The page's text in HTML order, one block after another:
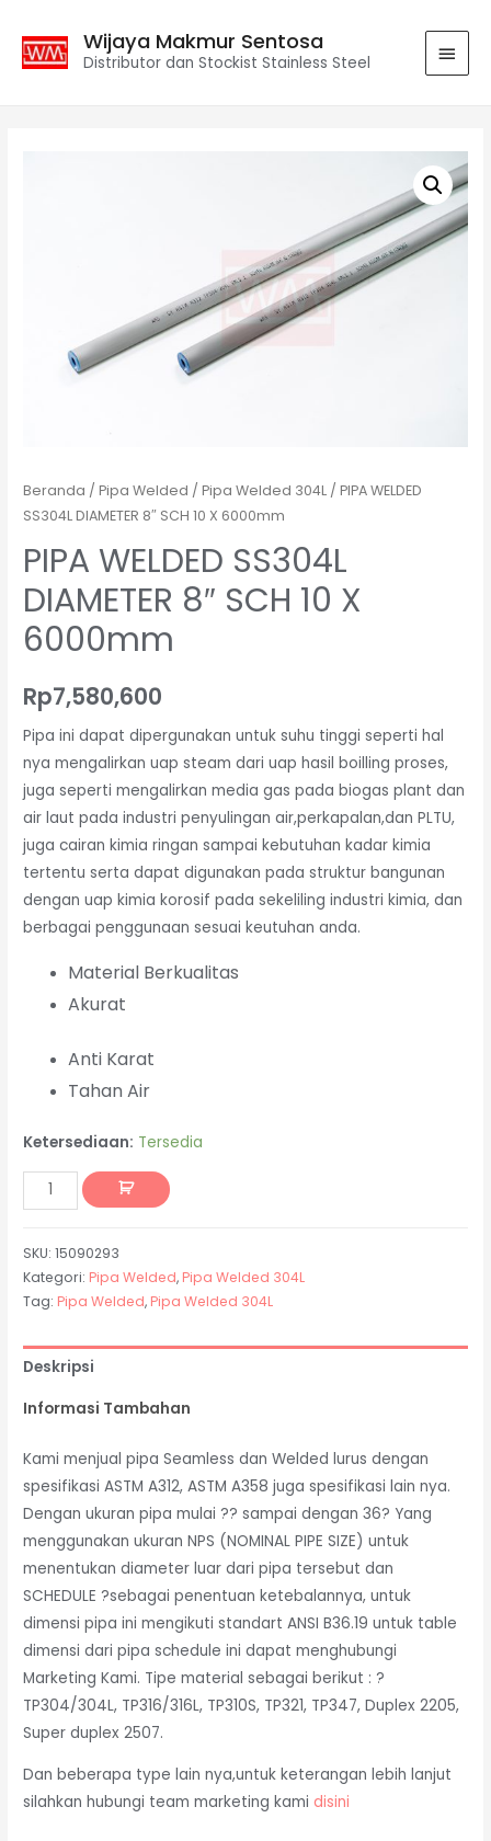
Wijaya Makmur Sentosa
Distributor dan Stockist Stainless Steel
Beranda /Pipa Welded /Pipa Welded 304L / PIPA WELDED
SS304L DIAMETER 8″ SCH 10 X 6000mm
PIPA WELDED SS304L
DIAMETER 8″ SCH 10 X
6000mm
Rp7,580,600
Pipa ini dapat dipergunakan untuk suhu tinggi seperti hal
nya mengalirkan uap steam dari uap hasil boilling proses,
juga seperti mengalirkan media gas pada biogas plant dan
air laut pada industri penyulingan air,perkapalan,dan PLTU,
juga cairan kimia ringan sampai kebutuhan kadar kimia
tertentu serta dapat digunakan pada struktur bangunan
dengan uap kimia korosif pada sekeliling industri kimia, dan
berbagai penggunaan sesuai keutuhan anda.
Material Berkualitas
Akurat
Anti Karat
Tahan Air
Ketersediaan: Tersedia
SKU:15090293
Kategori: Pipa Welded, Pipa Welded 304L
Tag: Pipa Welded, Pipa Welded 304L
Deskripsi
Informasi Tambahan
Kami menjual pipa Seamless dan Welded lurus dengan
spesifikasi ASTM A312, ASTM A358 juga spesifikasi lain nya.
Dengan ukuran pipa mulai ?? sampai dengan 36? Yang
menggunakan ukuran NPS (NOMINAL PIPE SIZE) untuk
menentukan diameter luar dari pipa tersebut dan
SCHEDULE ?sebagai penentuan ketebalannya, untuk
dimensi pipa ini mengikuti standart ANSI B36.19 untuk table
dimensi dari pipa schedule ini dapat menghubungi
Marketing Kami. Tipe material sebagai berikut : ?
TP304/304L, TP316/316L, TP310S, TP321, TP347, Duplex 2205,
Super duplex 2507.
Dan beberapa type lain nya,untuk keterangan lebih lanjut
silahkan hubungi team marketing kami disini